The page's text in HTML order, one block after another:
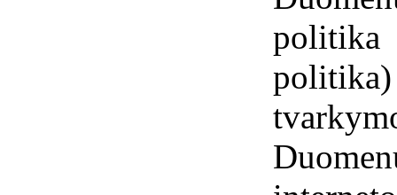
politika)